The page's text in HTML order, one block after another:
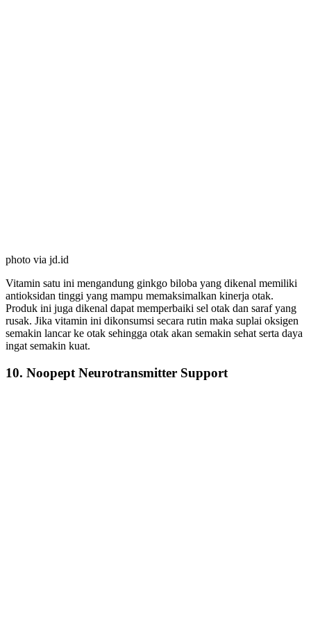
photo via jd.id
Vitamin satu ini mengandung ginkgo biloba yang dikenal memiliki
antioksidan tinggi yang mampu memaksimalkan kinerja otak.
Produk ini juga dikenal dapat memperbaiki sel otak dan saraf yang
rusak. Jika vitamin ini dikonsumsi secara rutin maka suplai oksigen
semakin lancar ke otak sehingga otak akan semakin sehat serta daya
ingat semakin kuat.
10. Noopept Neurotransmitter Support